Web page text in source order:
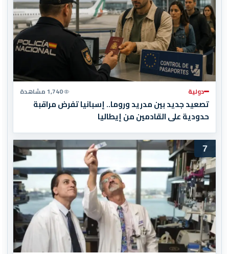
دولية 1,740 مشاهدة
تصعيد جديد بين مدريد وروما.. إسبانيا تفرض مراقبة
حدودية على القادمين من إيطاليا
7